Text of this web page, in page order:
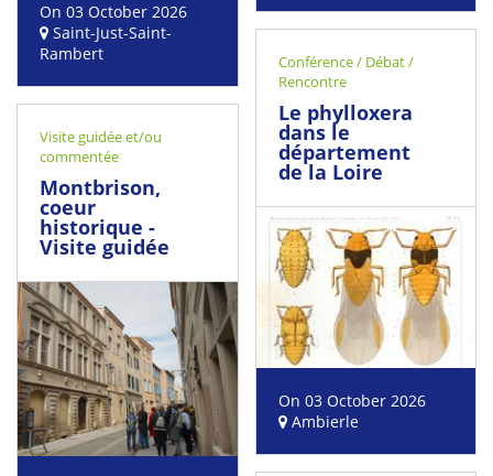
On 03 October 2026
Saint-Just-Saint-
Rambert
Conférence / Débat /
Rencontre
Le phylloxera
dans le
département
de la Loire
On 03 October 2026
Ambierle
Visite guidée et/ou
commentée
Montbrison,
coeur
historique -
Visite guidée